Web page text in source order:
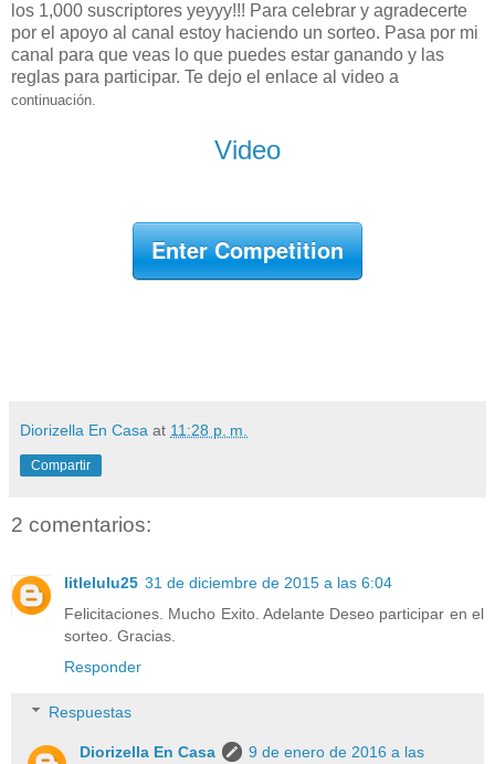
los 1,000 suscriptores yeyyy!!! Para celebrar y agradecerte
por el apoyo al canal estoy haciendo un sorteo. Pasa por mi
canal para que veas lo que puedes estar ganando y las
reglas para participar. Te dejo el enlace al video a
continuación.
Video
Enter Competition
Diorizella En Casa at 11:28 p. m.
Compartir
2 comentarios:
litlelulu25 31 de diciembre de 2015 a las 6:04
Felicitaciones. Mucho Exito. Adelante Deseo participar en el
sorteo. Gracias.
Responder
Respuestas
Diorizella En Casa
9 de enero de 2016 a las